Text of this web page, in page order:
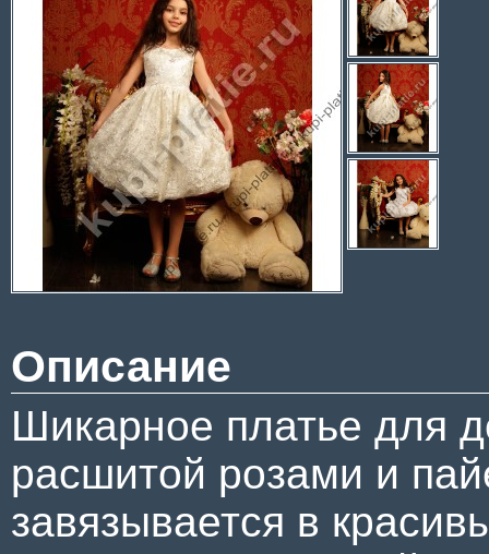
Описание
Шикарное платье для
расшитой розами и
завязывается в